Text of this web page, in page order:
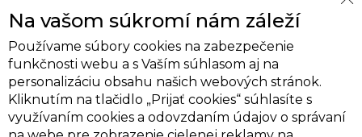
Na vašom súkromí nám záleží
Používame súbory cookies na zabezpečenie
funkčnosti webu a s Vaším súhlasom aj na
personalizáciu obsahu našich webových stránok.
Kliknutím na tlačidlo „Prijať cookies“ súhlasíte s
využívaním cookies a odovzdaním údajov o správaní